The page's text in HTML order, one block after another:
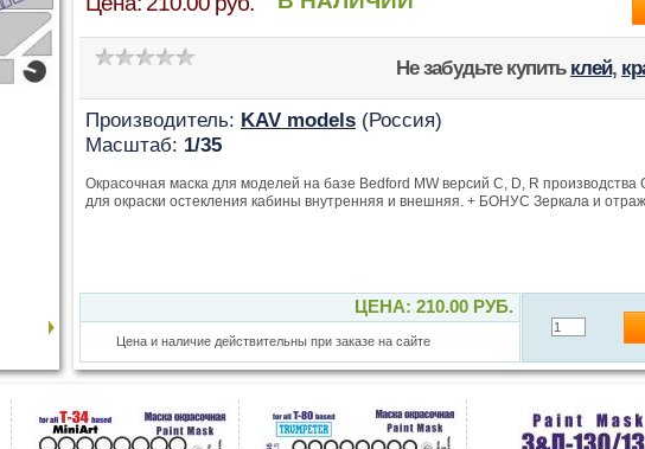
Не забудьте купить клей,
Производитель: KAV models (Россия)
Масштаб: 1/35
Окрасочная маска для моделей на базе Bedford MW версий C, D, R производства
для окраски остекления кабины внутренняя и внешняя. + БОНУС Зеркала и
ЦЕНА: 210.00 РУБ.
Цена и наличие действительны при заказе на сайте